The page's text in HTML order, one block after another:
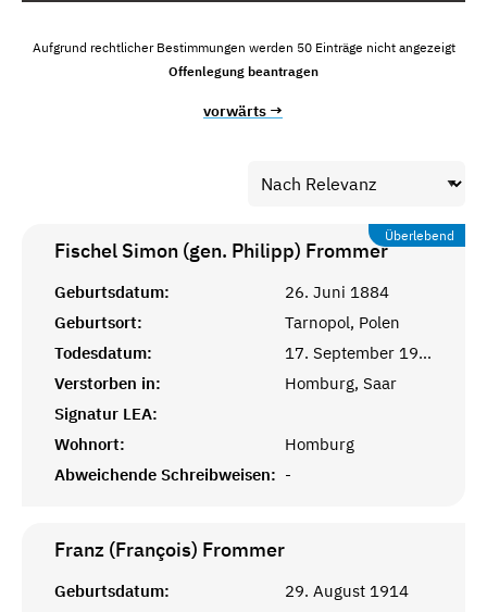
Aufgrund rechtlicher Bestimmungen werden 50 Einträge nicht angezeigt
Offenlegung beantragen
vorwärts →
Überlebend
Fischel Simon (gen. Philipp) Frommer
Geburtsdatum:
26. Juni 1884
Geburtsort:
Tarnopol, Polen
Todesdatum:
17. September 1952
Verstorben in:
Homburg, Saar
Signatur LEA:
Wohnort:
Homburg
Abweichende Schreibweisen: -
Franz (François) Frommer
Geburtsdatum:
29. August 1914